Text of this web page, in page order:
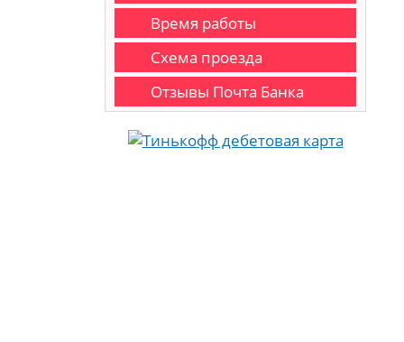
Время работы
Схема проезда
Отзывы Почта Банка